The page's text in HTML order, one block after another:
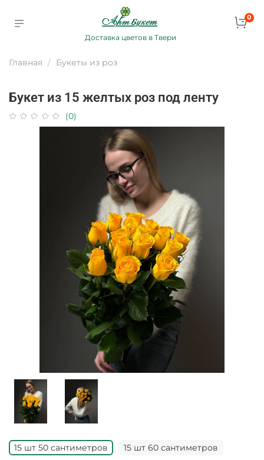
Доставка цветов в Твери
0
Главная Букеты из роз
Букет из 15 желтых роз под ленту
(0)
15 шт 50 сантиметров 15 шт 60 сантиметров